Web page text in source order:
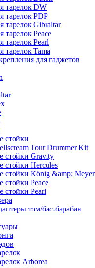
тарелок DW
тарелок PDP
тарелок Gibraltar
тарелок Peace
тарелок Pearl
тарелок Tama
для гаджетов
стойки
Tour Drummer Kit
стойки Gravity
Hercules
König &amp; Meyer
Peace
Pearl
том/бас-барабан
Arborea